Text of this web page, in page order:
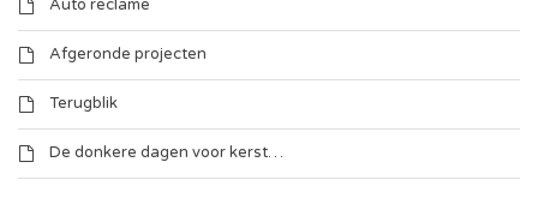
Auto reclame
Afgeronde projecten
Terugblik
De donkere dagen voor kerst…